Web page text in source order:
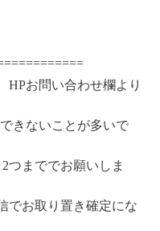
HPお問い合わせ欄より
きないことが多いで
2つまででお願いしま
でお取り置き確定にな